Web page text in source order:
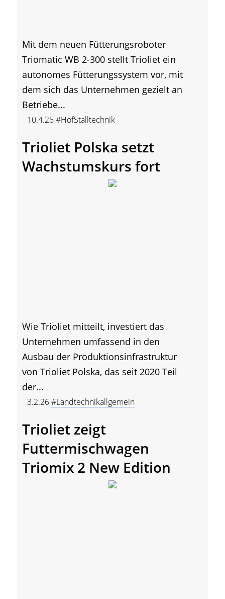
Mit dem neuen Fütterungsroboter
Triomatic WB 2-300 stellt Trioliet ein
autonomes Fütterungssystem vor, mit
dem sich das Unternehmen gezielt an
Betriebe...
10.4.26#HofStalltechnik
Trioliet Polska setzt
Wachstumskurs fort
Wie Trioliet mitteilt, investiert das
Unternehmen umfassend in den
Ausbau der Produktionsinfrastruktur
von Trioliet Polska, das seit 2020 Teil
der...
3.2.26#Landtechnikallgemein
Trioliet zeigt
Futtermischwagen
Triomix 2 New Edition